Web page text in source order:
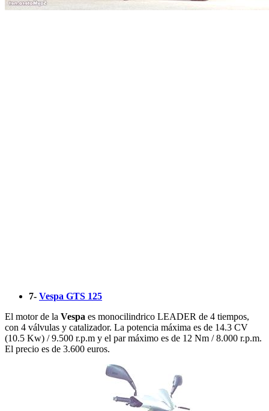
7- Vespa GTS 125
El motor de la Vespa es monocilindrico LEADER de 4 tiempos,
con 4 válvulas y catalizador. La potencia máxima es de 14.3 CV
(10.5 Kw) / 9.500 r.p.m y el par máximo es de 12 Nm / 8.000 r.p.m.
El precio es de 3.600 euros.